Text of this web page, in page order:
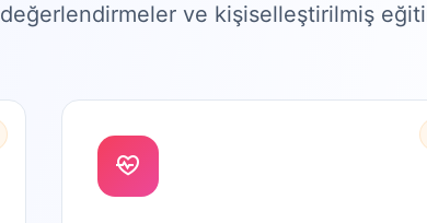
değerlendirmeler ve kişiselleştirilmiş